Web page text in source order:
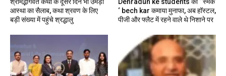
आस्था का सैलाब, कथा श्रवण के लिए
बड़ी संख्या में पहुंचे श्रद्धालु
‘ bech kar कमाया मुनाफा, अब हॉस्टल,
पीजी और फ्लैट में रहने वाले थे निशाने पर